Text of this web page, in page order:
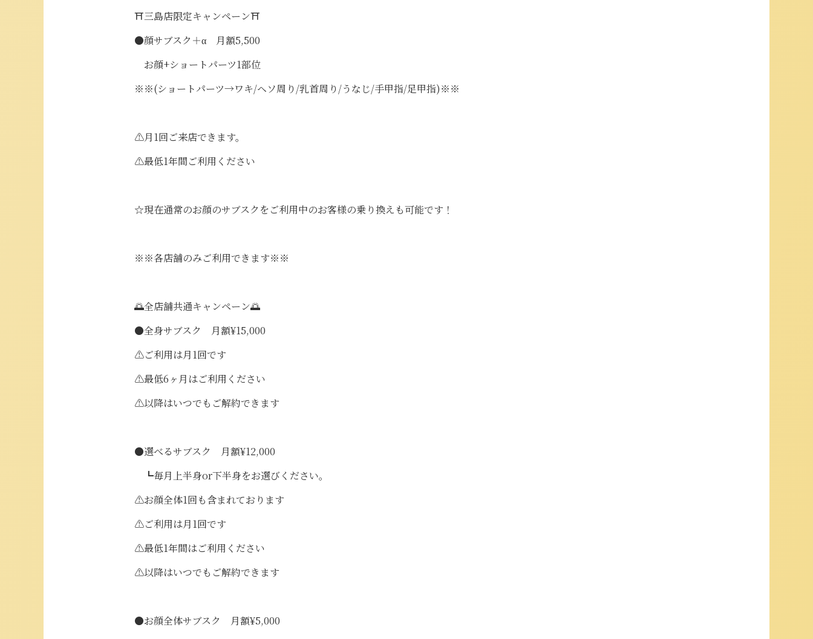
⛩️三島店限定キャンペーン⛩️
●顔サブスク＋α 月額5,500
お顔+ショートパーツ1部位
※※(ショートパーツ→ワキ/ヘソ周り/乳首周り/うなじ/手甲指/足甲指)※※
⚠月1回ご来店できます。
⚠最低1年間ご利用ください
☆現在通常のお顔のサブスクをご利用中のお客様の乗り換えも可能です！
※※各店舗のみご利用できます※※
🌅全店舗共通キャンペーン🌅
●全身サブスク 月額¥15,000
⚠ご利用は月1回です
⚠最低6ヶ月はご利用ください
⚠以降はいつでもご解約できます
●選べるサブスク 月額¥12,000
┗毎月上半身or下半身をお選びください。
⚠お顔全体1回も含まれております
⚠ご利用は月1回です
⚠最低1年間はご利用ください
⚠以降はいつでもご解約できます
●お顔全体サブスク 月額¥5,000